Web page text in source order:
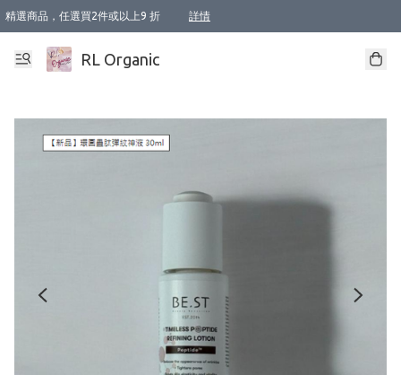
精選商品，任選買2件或以上9 折 詳情
XI周年優惠【新品自由選2件88折/3件85折】
XI周年優惠【Chakra 脈輪平衡自由選2件9折/3件85折/5件8折】
Florame 肌底自由選 2支9折 3支85折
XI周年優惠【蟲蟲退散 · 防衛結界﹞系列2件9折】
Sunki 任選2件95折
BIOFFICINA TOSCANA 任選2支9折 3支85折
Lamav 任選1件9折 2件85折
Mukti Organics 指定產品任選1件9折, 2件88折 3件85折
Intelligent Nutrients Skincare 任選2件9折
deodorant 任選2件88折
化妝品 任選2件95折
XI周年優惠【身心靈單品 任選2件9折/3件85折/5件8折】
XI周年優惠 【精油/香水 任選2件9折/3件85折/5件8折】
XI周年優惠【「關節到肌膚」全效養護 BODY OIL 組2件88折/3件85折】
XI周年優惠【夏日有機物理防曬套裝2件88折】
XI周年優惠【夏日潔面隨意選2件88折/3件85折】
XI周年優惠【逆齡奇蹟抗氧 11 自由選2件88折/3件85折/4件或以上8折】
新會員首次購物即享全單 95 折優惠！
成為VIP / VVIP 可享有生日月現金扣減獎賞優惠 !! 記得去賬户資料填上生日日期啦 !
選用順豐速運，滿$500 免運費
本地速遞 京東 送住宅/ 工商地址 $400 免運費
澳門訂單選用順豐速運，滿$800 免運費
RL Organic